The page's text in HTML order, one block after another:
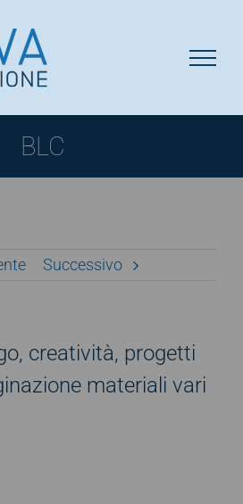
BLC
Successivo
creatività, progetti
materiali vari